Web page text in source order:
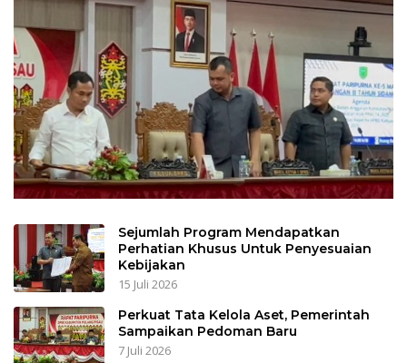
Sejumlah Program Mendapatkan
Perhatian Khusus Untuk Penyesuaian
Kebijakan
15 Juli 2026
Perkuat Tata Kelola Aset, Pemerintah
Sampaikan Pedoman Baru
7 Juli 2026